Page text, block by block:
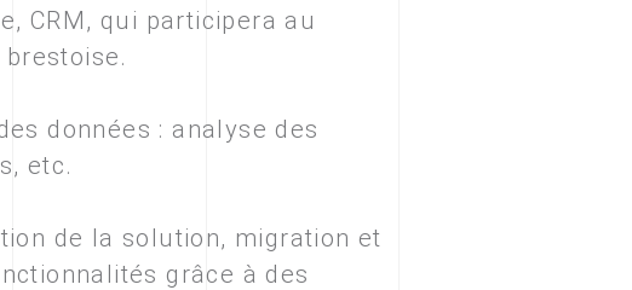
CRM, qui participera au
données : analyse des
etc.
de la solution, migration et
grâce à des